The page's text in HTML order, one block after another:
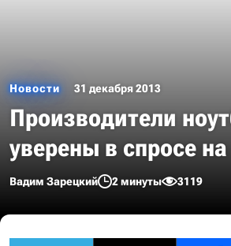
Новости 31 декабря 2013
Производители
уверены в спросе
Вадим Зарецкий 2 минуты 3119